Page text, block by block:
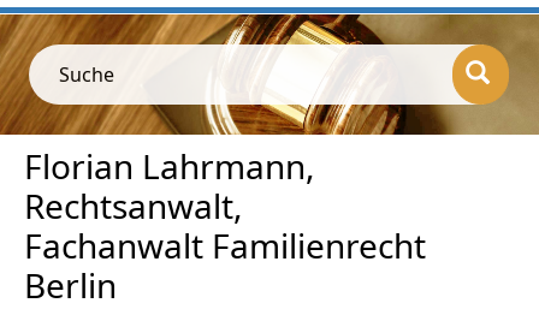
Suche
Florian Lahrmann,
Rechtsanwalt,
Fachanwalt Familienrecht
Berlin